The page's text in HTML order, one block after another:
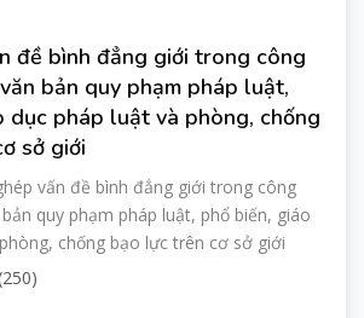
đề bình đẳng giới trong công
bản quy phạm pháp luật,
dục pháp luật và phòng, chống
sở giới
vấn đề bình đẳng giới trong công
quy phạm pháp luật, phổ biến, giáo
chống bạo lực trên cơ sở giới